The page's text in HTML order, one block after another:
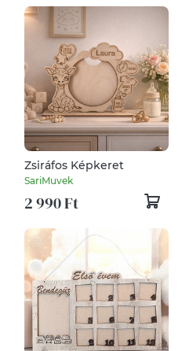
Zsiráfos Képkeret
SariMuvek
2 990 Ft